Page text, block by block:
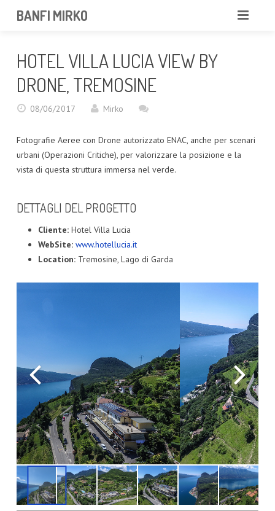
BANFI MIRKO
PROFESSIONISTA
SERVIZI
HOTEL VILLA LUCIA VIEW BY
DRONE, TREMOSINE
08/06/2017 Mirko
Fotografie Aeree con Drone autorizzato ENAC, anche per scenari
urbani (Operazioni Critiche), per valorizzare la posizione e la
vista di questa struttura immersa nel verde.
DETTAGLI DEL PROGETTO
Cliente:Hotel Villa Lucia
WebSite: www.hotellucia.it
Location:Tremosine, Lago di Garda